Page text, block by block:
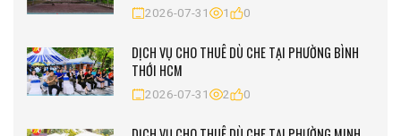
2026-07-31 1 0
DỊCH VỤ CHO THUÊ DÙ CHE TẠI PHƯỜNG BÌNH
THỚI HCM
2026-07-31 2 0